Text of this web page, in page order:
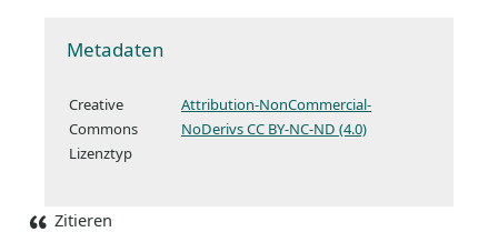
Metadaten
Creative
Commons
Lizenztyp
Attribution-NonCommercial-
NoDerivs CC BY-NC-ND (4.0)
Zitieren